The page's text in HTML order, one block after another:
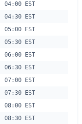
04:00 EST
04:30 EST
05:00 EST
05:30 EST
06:00 EST
06:30 EST
07:00 EST
07:30 EST
08:00 EST
08:30 EST